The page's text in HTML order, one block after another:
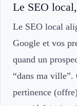
Le SEO
Le SEO local
Google et vos
quand un
“dans ma ville”.
pertinence